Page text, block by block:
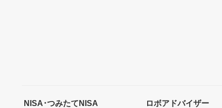
NISA･つみたてNISA ロボアドバイザー